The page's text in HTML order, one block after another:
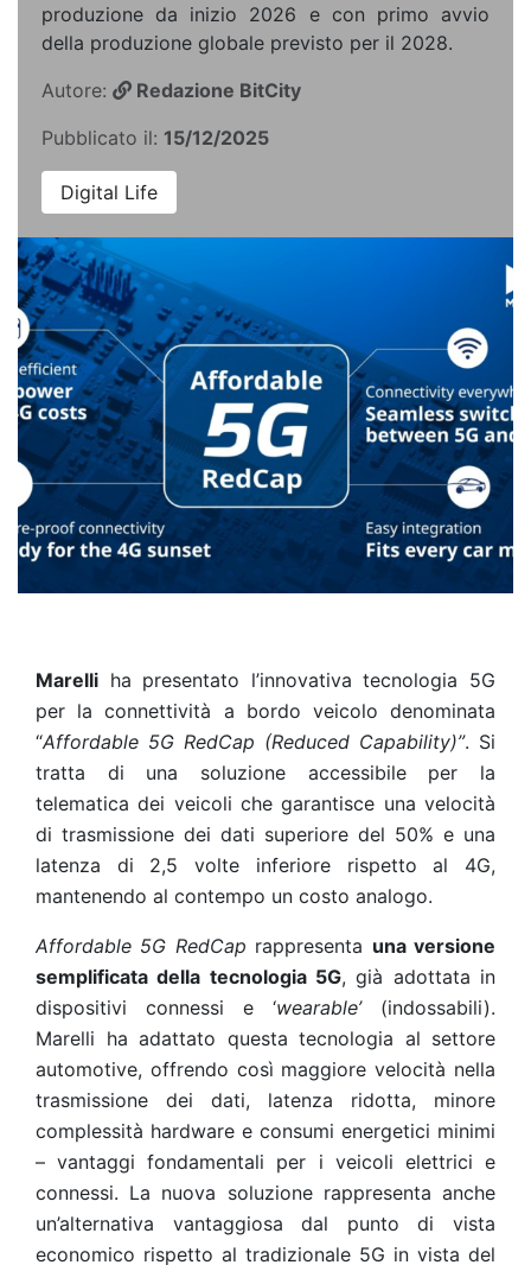
produzione da inizio 2026 e con primo avvio
della produzione globale previsto per il 2028.
Autore:
Redazione BitCity
Pubblicato il: 15/12/2025
Digital Life
Marelli ha presentato l’innovativa tecnologia 5G
per la connettività a bordo veicolo denominata
“Affordable 5G RedCap (Reduced Capability)”. Si
tratta di una soluzione accessibile per la
telematica dei veicoli che garantisce una velocità
di trasmissione dei dati superiore del 50% e una
latenza di 2,5 volte inferiore rispetto al 4G,
mantenendo al contempo un costo analogo.
Affordable 5G RedCap rappresenta una versione
semplificata della tecnologia 5G, già adottata in
dispositivi connessi e ‘wearable’(indossabili).
Marelli ha adattato questa tecnologia al settore
automotive, offrendo così maggiore velocità nella
trasmissione dei dati, latenza ridotta, minore
complessità hardware e consumi energetici minimi
– vantaggi fondamentali per i veicoli elettrici e
connessi. La nuova soluzione rappresenta anche
un’alternativa vantaggiosa dal punto di vista
economico rispetto al tradizionale 5G in vista del